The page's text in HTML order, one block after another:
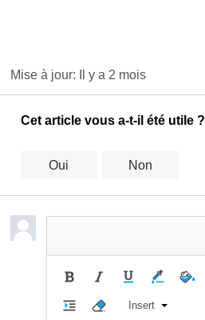
Mise à jour: Il y a 2 mois
Cet article vous a-t-il été utile ?
Oui Non
Insert